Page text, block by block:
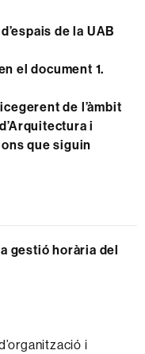
de la UAB
el document 1.
de l’àmbit
i
que siguin
gestió horària del
i